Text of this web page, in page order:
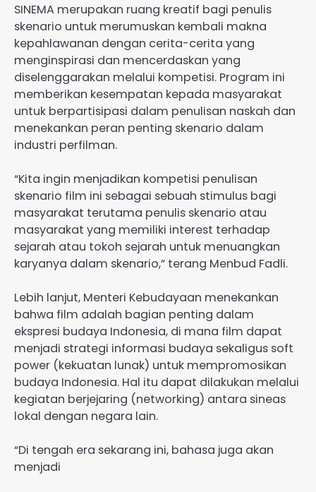
SINEMA merupakan ruang kreatif bagi penulis
skenario untuk merumuskan kembali makna
kepahlawanan dengan cerita-cerita yang
menginspirasi dan mencerdaskan yang
diselenggarakan melalui kompetisi. Program ini
memberikan kesempatan kepada masyarakat
untuk berpartisipasi dalam penulisan naskah dan
menekankan peran penting skenario dalam
industri perfilman.
“Kita ingin menjadikan kompetisi penulisan
skenario film ini sebagai sebuah stimulus bagi
masyarakat terutama penulis skenario atau
masyarakat yang memiliki interest terhadap
sejarah atau tokoh sejarah untuk menuangkan
karyanya dalam skenario,” terang Menbud Fadli.
Lebih lanjut, Menteri Kebudayaan menekankan
bahwa film adalah bagian penting dalam
ekspresi budaya Indonesia, di mana film dapat
menjadi strategi informasi budaya sekaligus soft
power (kekuatan lunak) untuk mempromosikan
budaya Indonesia. Hal itu dapat dilakukan melalui
kegiatan berjejaring (networking) antara sineas
lokal dengan negara lain.
“Di tengah era sekarang ini, bahasa juga akan
menjadi